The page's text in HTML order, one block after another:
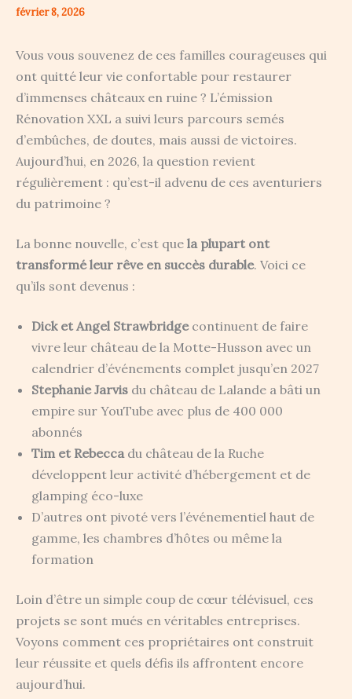
février 8, 2026
Vous vous souvenez de ces familles courageuses qui
ont quitté leur vie confortable pour restaurer
d’immenses châteaux en ruine ? L’émission
Rénovation XXL a suivi leurs parcours semés
d’embûches, de doutes, mais aussi de victoires.
Aujourd’hui, en 2026, la question revient
régulièrement : qu’est-il advenu de ces aventuriers
du patrimoine ?
La bonne nouvelle, c’est que la plupart ont
transformé leur rêve en succès durable. Voici ce
qu’ils sont devenus :
Dick et Angel Strawbridgecontinuent de faire
vivre leur château de la Motte-Husson avec un
calendrier d’événements complet jusqu’en 2027
Stephanie Jarvis du château de Lalande a bâti un
empire sur YouTube avec plus de 400 000
abonnés
Tim et Rebecca du château de la Ruche
développent leur activité d’hébergement et de
glamping éco-luxe
D’autres ont pivoté vers l’événementiel haut de
gamme, les chambres d’hôtes ou même la
formation
Loin d’être un simple coup de cœur télévisuel, ces
projets se sont mués en véritables entreprises.
Voyons comment ces propriétaires ont construit
leur réussite et quels défis ils affrontent encore
aujourd’hui.